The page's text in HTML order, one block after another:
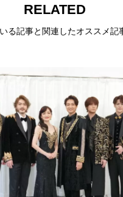
RELATED
る記事と関連したオススメ記